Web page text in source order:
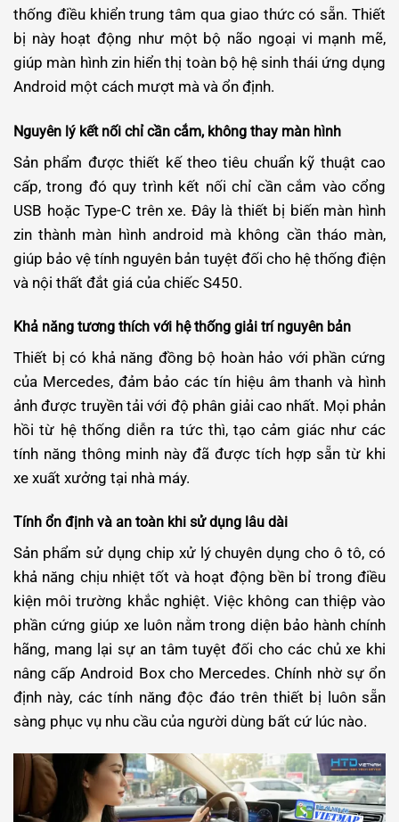
thống điều khiển trung tâm qua giao thức có sẵn. Thiết
bị này hoạt động như một bộ não ngoại vi mạnh mẽ,
giúp màn hình zin hiển thị toàn bộ hệ sinh thái ứng dụng
Android một cách mượt mà và ổn định.
Nguyên lý kết nối chỉ cần cắm, không thay màn hình
Sản phẩm được thiết kế theo tiêu chuẩn kỹ thuật cao
cấp, trong đó quy trình kết nối chỉ cần cắm vào cổng
USB hoặc Type-C trên xe. Đây là thiết bị biến màn hình
zin thành màn hình android mà không cần tháo màn,
giúp bảo vệ tính nguyên bản tuyệt đối cho hệ thống điện
và nội thất đắt giá của chiếc S450.
Khả năng tương thích với hệ thống giải trí nguyên bản
Thiết bị có khả năng đồng bộ hoàn hảo với phần cứng
của Mercedes, đảm bảo các tín hiệu âm thanh và hình
ảnh được truyền tải với độ phân giải cao nhất. Mọi phản
hồi từ hệ thống diễn ra tức thì, tạo cảm giác như các
tính năng thông minh này đã được tích hợp sẵn từ khi
xe xuất xưởng tại nhà máy.
Tính ổn định và an toàn khi sử dụng lâu dài
Sản phẩm sử dụng chip xử lý chuyên dụng cho ô tô, có
khả năng chịu nhiệt tốt và hoạt động bền bỉ trong điều
kiện môi trường khắc nghiệt. Việc không can thiệp vào
phần cứng giúp xe luôn nằm trong diện bảo hành chính
hãng, mang lại sự an tâm tuyệt đối cho các chủ xe khi
nâng cấp Android Box cho Mercedes. Chính nhờ sự ổn
định này, các tính năng độc đáo trên thiết bị luôn sẵn
sàng phục vụ nhu cầu của người dùng bất cứ lúc nào.